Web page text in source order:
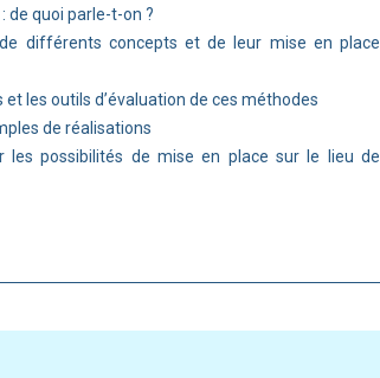
de quoi parle-t-on ?
différents concepts et de leur mise en place
et les outils d’évaluation de ces méthodes
de réalisations
les possibilités de mise en place sur le lieu de